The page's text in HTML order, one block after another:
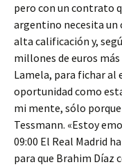
pero con un contrato
argentino necesita un
alta calificación y,
millones de euros
Lamela, para fichar al
oportunidad como
mi mente, sólo
Tessmann. «Estoy
09:00 El Real Madrid
para que Brahim Díaz